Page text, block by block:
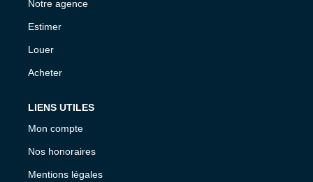
Notre agence
Estimer
Louer
Acheter
LIENS UTILES
Mon compte
Nos honoraires
Mentions légales